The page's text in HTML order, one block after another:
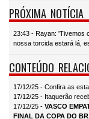
PRÓXIMA NOTÍCIA
23:43 - Rayan: 'Tivemos
nossa torcida estará lá,
CONTEÚDO
17/12/25 - Confira as
17/12/25 - Itaquerão
17/12/25 - VASCO
FINAL DA COPA DO